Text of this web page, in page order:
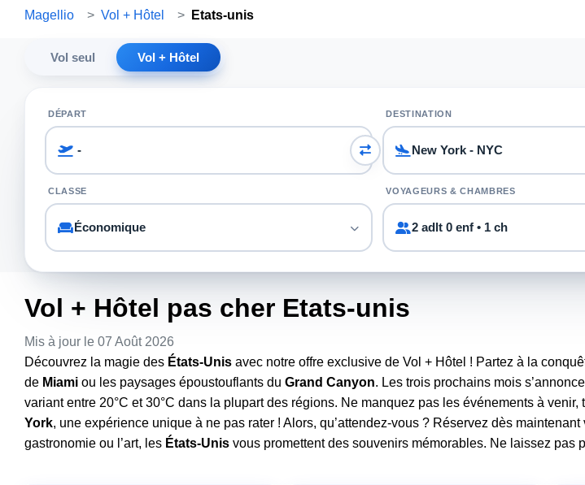
Magellio > Vol + Hôtel > Etats-unis
Vol seul Vol + Hôtel
DÉPART DESTINATION
CLASSE VOYAGEURS & CHAMBRES
2 adlt 0 enf • 1 ch
Vol + Hôtel pas cher Etats-unis
Mis à jour le 07 Août 2026
Découvrez la magie des États-Unis avec notre offre exclusive de Vol + Hôtel ! Partez à la
de Miami ou les paysages époustouflants du Grand Canyon. Les trois prochains mois
variant entre 20°C et 30°C dans la plupart des régions. Ne manquez pas les événements à venir,
York, une expérience unique à ne pas rater ! Alors, qu’attendez-vous ? Réservez dès
gastronomie ou l’art, les États-Unis vous promettent des souvenirs mémorables. Ne laissez pas